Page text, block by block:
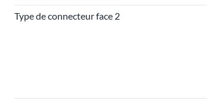
Type de connecteur face 2